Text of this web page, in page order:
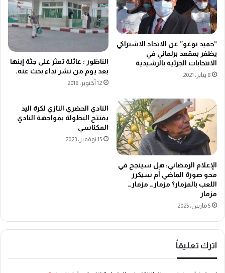
“حميد نوغو” عن الاتحاد الاشتراكي
يظفر بمقعد برلماني في
الانتخابات الجزئية بالرشيدية
8 يناير، 2021
الناظور : عائلة تعثر على جثة إبنها
بعد يوم من نشر نداء بحث عنه.
12 أكتوبر، 2018
الإعلام الرمضاني: هل سينجح في
محو صورة الماضي أم سيكرر
اللعب بالمزمار؟ مزمار… مزمار…
مزمار
5 مارس، 2025
النادي الحضري التازي لكرة اليد
يفتتح البطولة بمواجهة النادي
المكناسي
15 نوفمبر، 2023
اترك تعليقاً